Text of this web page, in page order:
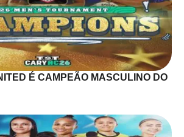
É CAMPEÃO MASCULINO DO